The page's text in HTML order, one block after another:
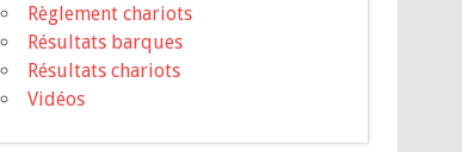
Règlement chariots
Résultats barques
Résultats chariots
Vidéos